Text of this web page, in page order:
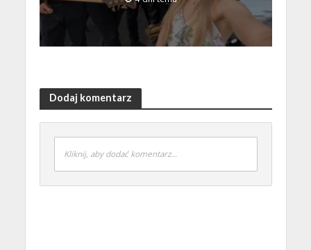
Dodaj komentarz
Kliknij, aby dodać komentarz...